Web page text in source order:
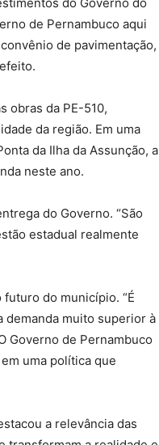
de Pernambuco aqui
de pavimentação,
obras da PE-510,
da região. Em uma
da Ilha da Assunção, a
neste ano.
do Governo. “São
estadual realmente
do município. “É
demanda muito superior à
Governo de Pernambuco
uma política que
a relevância das